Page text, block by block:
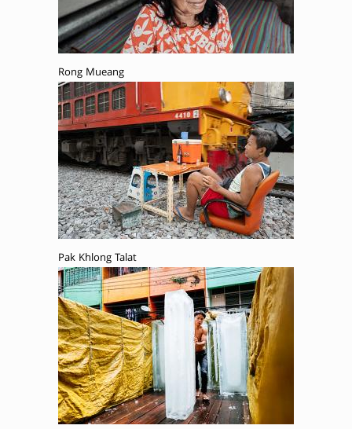
Rong Mueang
Pak Khlong Talat